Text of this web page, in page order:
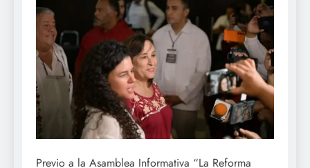
Previo a la Asamblea Informativa “La Reforma